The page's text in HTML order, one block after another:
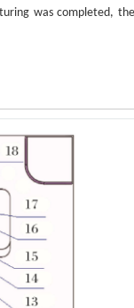
was completed,